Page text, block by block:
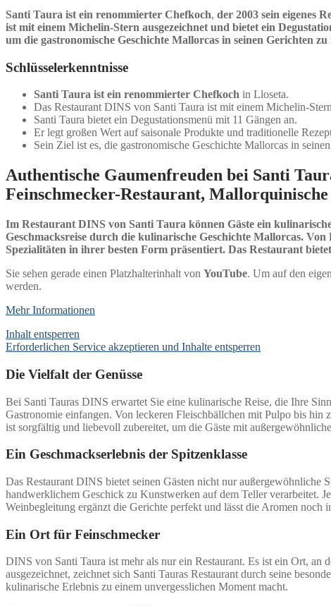
Santi Taura ist ein renommierter Chefkoch, der 2003 sein eigenes
ist mit einem Michelin-Stern ausgezeichnet und bietet ein
um die gastronomische Geschichte Mallorcas in seinen Gerichten
Schlüsselerkenntnisse
Santi Taura ist ein renommierter Chefkoch in Lloseta.
Das Restaurant DINS von Santi Taura ist mit einem Michelin-
Santi Taura bietet ein Degustationsmenü mit 11 Gängen an.
Er legt großen Wert auf saisonale Produkte und traditionelle
Sein Ziel ist es, die gastronomische Geschichte Mallorcas in
Authentische Gaumenfreuden bei Santi
Feinschmecker-Restaurant,
Im Restaurant DINS von Santi Taura können Gäste ein
Geschmacksreise durch die kulinarische Geschichte Mallorcas.
Spezialitäten in ihrer besten Form präsentiert. Das Restaurant
Sie sehen gerade einen Platzhalterinhalt von YouTube. Um auf den
werden.
Mehr Informationen
Inhalt entsperren
Erforderlichen Service akzeptieren und Inhalte entsperren
Die Vielfalt der Genüsse
Bei Santi Tauras DINS erwartet Sie eine kulinarische Reise, die Ihre
Gastronomie einfangen. Von leckeren Fleischbällchen mit Pulpo bis
ist sorgfältig und liebevoll zubereitet, um die Gäste mit
Ein Geschmackserlebnis der Spitzenklasse
Das Restaurant DINS bietet seinen Gästen nicht nur außergewöhnliche
handwerklichem Geschick zu Kunstwerken auf dem Teller verarbeitet.
Weinbegleitung ergänzt die Gerichte perfekt und lässt die Aromen noch
Ein Ort für Feinschmecker
DINS von Santi Taura ist mehr als nur ein Restaurant. Es ist ein Ort,
ausgezeichnet, zeichnet sich Santi Tauras Restaurant durch seine
kulinarische Erlebnis zu einem unvergesslichen Moment macht.